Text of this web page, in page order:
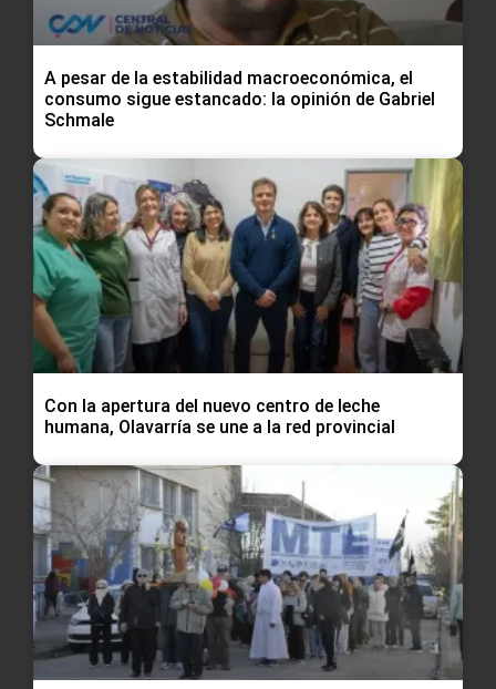
A pesar de la estabilidad macroeconómica, el
consumo sigue estancado: la opinión de Gabriel
Schmale
Con la apertura del nuevo centro de leche
humana, Olavarría se une a la red provincial